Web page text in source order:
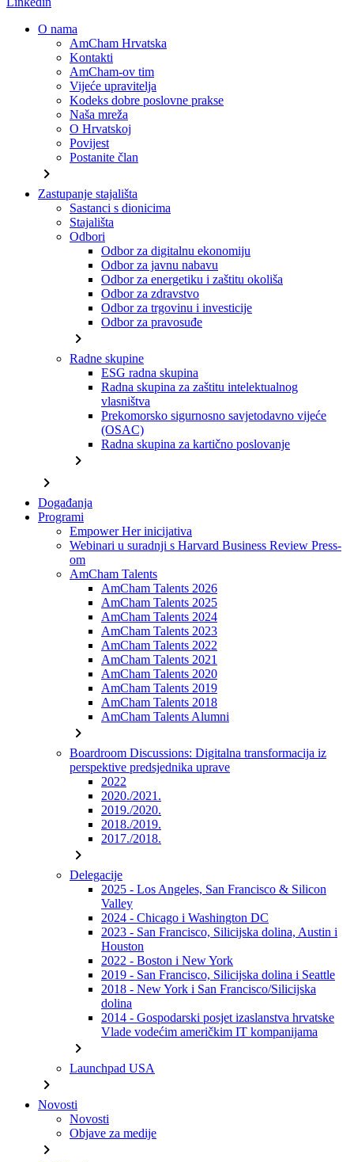
O nama
AmCham Hrvatska
Kontakti
AmCham-ov tim
Vijeće upravitelja
Kodeks dobre poslovne prakse
Naša mreža
O Hrvatskoj
Povijest
Postanite član
chevron_right
Zastupanje stajališta
Sastanci s dionicima
Stajališta
Odbori
Odbor za digitalnu ekonomiju
Odbor za javnu nabavu
Odbor za energetiku i zaštitu okoliša
Odbor za zdravstvo
Odbor za trgovinu i investicije
Odbor za pravosuđe
chevron_right
Radne skupine
ESG radna skupina
Radna skupina za zaštitu intelektualnog
vlasništva
Prekomorsko sigurnosno savjetodavno vijeće
(OSAC)
Radna skupina za kartično poslovanje
chevron_right
chevron_right
Događanja
Programi
Empower Her inicijativa
Webinari u suradnji s Harvard Business Review Press-
om
AmCham Talents
AmCham Talents 2026
AmCham Talents 2025
AmCham Talents 2024
AmCham Talents 2023
AmCham Talents 2022
AmCham Talents 2021
AmCham Talents 2020
AmCham Talents 2019
AmCham Talents 2018
AmCham Talents Alumni
chevron_right
Boardroom Discussions: Digitalna transformacija iz
perspektive predsjednika uprave
2022
2020./2021.
2019./2020.
2018./2019.
2017./2018.
chevron_right
Delegacije
2025 - Los Angeles, San Francisco & Silicon
Valley
2024 - Chicago i Washington DC
2023 - San Francisco, Silicijska dolina, Austin i
Houston
2022 - Boston i New York
2019 - San Francisco, Silicijska dolina i Seattle
2018 - New York i San Francisco/Silicijska
dolina
2014 - Gospodarski posjet izaslanstva hrvatske
Vlade vodećim američkim IT kompanijama
chevron_right
Launchpad USA
chevron_right
Novosti
Novosti
Objave za medije
chevron_right